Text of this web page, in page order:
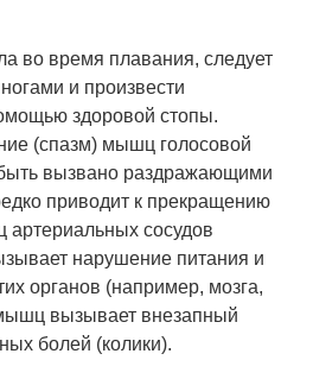
во время плавания, следует
и произвести
здоровой стопы.
(спазм) мышц голосовой
вызвано раздражающими
приводит к прекращению
сосудов
нарушение питания и
органов (например, мозга,
вызывает внезапный
болей (колики).